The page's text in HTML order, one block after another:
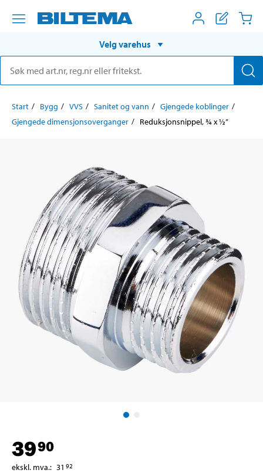
Velg varehus
Start Bygg VVS Sanitet og vann
Gjengede koblinger
Gjengede dimensjonsoverganger
Reduksjonsnippel, ¾ x ½”
3990
ekskl. mva.: 31 92